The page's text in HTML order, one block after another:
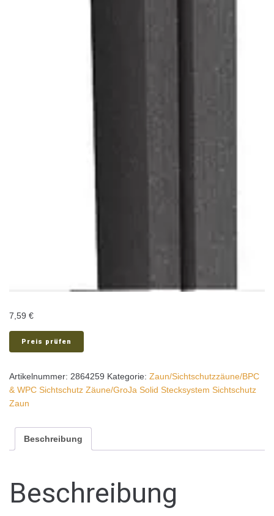
7,59 €
Preis prüfen
Artikelnummer: 2864259 Kategorie: Zaun/Sichtschutzzäune/BPC
& WPC Sichtschutz Zäune/GroJa Solid Stecksystem Sichtschutz
Zaun
Beschreibung
Beschreibung